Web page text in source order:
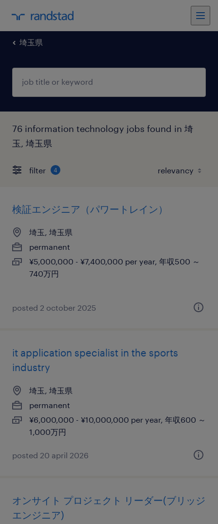
埼玉県
76 information technology jobs found in 埼
玉, 埼玉県
filter 4
検証エンジニア（パワートレイン）
埼玉, 埼玉県
permanent
¥5,000,000 - ¥7,400,000 per year, 年収500 ～
740万円
posted 2 october 2025
it application specialist in the sports
industry
埼玉, 埼玉県
permanent
¥6,000,000 - ¥10,000,000 per year, 年収600 ～
1,000万円
posted 20 april 2026
オンサイト プロジェクト リーダー(ブリッジ
エンジニア)